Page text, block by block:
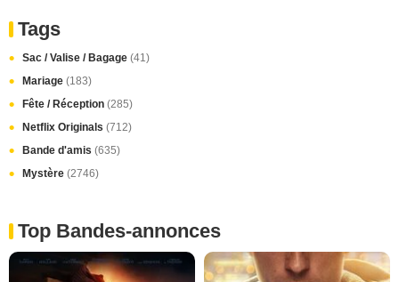
Tags
Sac / Valise / Bagage (41)
Mariage (183)
Fête / Réception (285)
Netflix Originals (712)
Bande d'amis (635)
Mystère (2746)
Top Bandes-annonces